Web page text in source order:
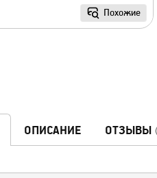
Похожие
ОПИСАНИЕ ОТЗЫВЫ